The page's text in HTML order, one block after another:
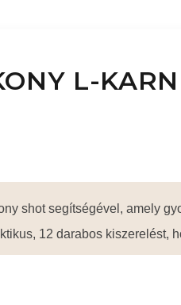
L-
shot segítségével, amely
12 darabos kiszerelést,